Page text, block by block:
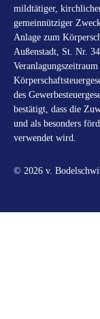
mildtätiger,
gemeinnütziger
Anlage zum
Außenstadt, St. Nr.
des
bestätigt, dass die
und als besonders
verwendet wird.
© 2026 v.